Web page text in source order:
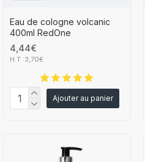
Eau de cologne volcanic
400ml RedOne
4,44€
H.T :3,70€
Ajouter au panier